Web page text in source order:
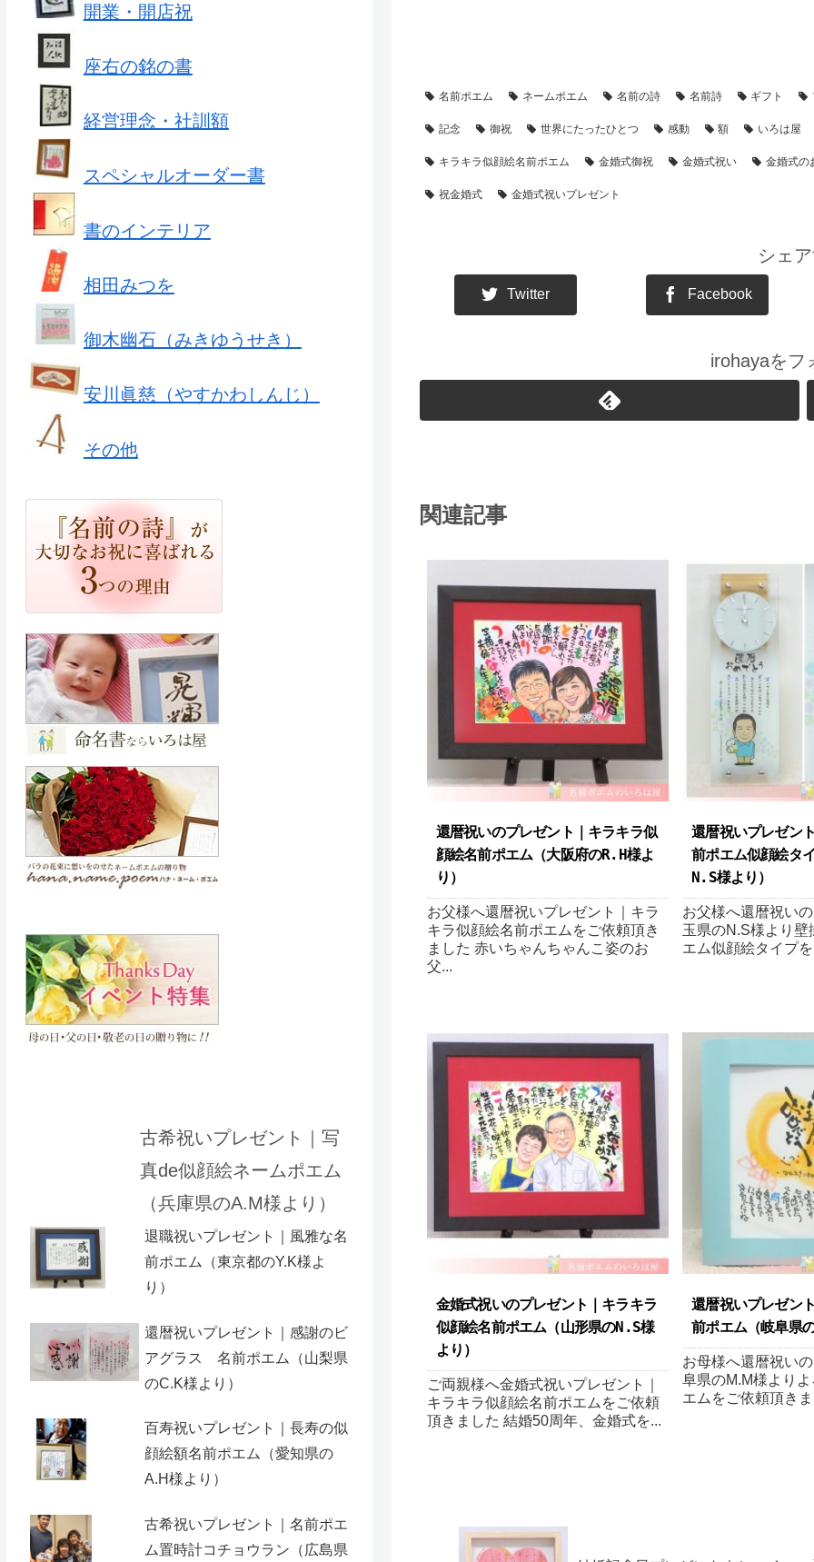
名前ポエム ネームポエム 名前の詩 名前詩 ギフト
記念 御祝 世界にたったひとつ 感動 額 いろは屋
キラキラ似顔絵名前ポエム 金婚式御祝 金婚式祝い 金婚式の
祝金婚式 金婚式祝いプレゼント
シェ
Twitter Facebook
irohayaをフ
関連記事
還暦祝いのプレゼント｜キラキラ似
顔絵名前ポエム（大阪府のR.H様よ
り ）
お父様へ還暦祝いプレゼント｜キラ
キラ似顔絵名前ポエムをご依頼頂き
ました 赤いちゃんちゃんこ姿のお
父...
還暦祝いプレゼン
前ポエム似顔絵タ
N.S様より ）
お父様へ還暦祝い
玉県のN.S様より壁
エム似顔絵タイプ
金婚式祝いのプレゼント｜キラキラ
似顔絵名前ポエム（山形県のN.S様
より ）
ご両親様へ金婚式祝いプレゼント｜
キラキラ似顔絵名前ポエムをご依頼
頂きました 結婚50周年、金婚式を...
還暦祝いプレゼン
前ポエム（岐阜県の
お母様へ還暦祝い
阜県のM.M様より
エムをご依頼頂き
開業・開店祝
座右の銘の書
経営理念・社訓額
スペシャルオーダー書
書のインテリア
相田みつを
御木幽石（みきゆうせき）
安川眞慈（やすかわしんじ）
その他
古希祝いプレゼント｜写
真de似顔絵ネームポエム
（兵庫県のA.M様より）
退職祝いプレゼント｜風雅な名
前ポエム（東京都のY.K様よ
り）
還暦祝いプレゼント｜感謝のビ
アグラス 名前ポエム（山梨県
のC.K様より）
百寿祝いプレゼント｜長寿の似
顔絵額名前ポエム（愛知県の
A.H様より ）
古希祝いプレゼント｜名前ポエ
ム置時計コチョウラン（広島県